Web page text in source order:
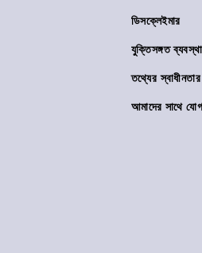
ডিসক্লেইমার
যুক্তিসঙ্গত ব্যবস্থা
তথ্যের
আমাদের সাথে